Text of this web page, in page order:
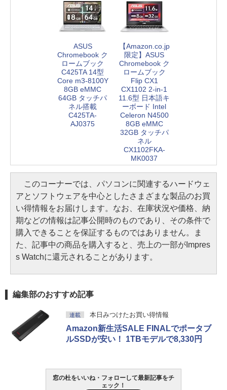
ASUS
Chromebook ク
ロームブック
C425TA 14型
Core m3-8100Y
8GB eMMC
64GB タッチパ
ネル搭載
C425TA-
AJ0375
【Amazon.co.jp
限定】ASUS
Chromebook ク
ロームブック
Flip CX1
CX1102 2-in-1
11.6型 日本語キ
ーボード Intel
Celeron N4500
8GB eMMC
32GB タッチパ
ネル
CX1102FKA-
MK0037
このコーナーでは、パソコンに関連するハードウェ
アとソフトウェアを中心としたさまざまな製品のお買
い得情報をお届けします。なお、在庫状況や価格、納
期などの情報は記事公開時のものであり、その条件で
購入できることを保証するものではありません。ま
た、記事中の商品を購入すると、売上の一部がImpres
s Watchに還元されることがあります。
編集部のおすすめ記事
連載 本日みつけたお買い得情報
Amazon新生活SALE FINALでポータブ
ルSSDが安い！ 1TBモデルで8,330円
窓の杜をいいね・フォローして最新記事をチ
ェック！